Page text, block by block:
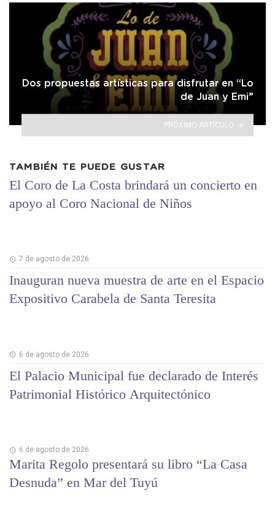
Dos propuestas artísticas para disfrutar en “Lo
de Juan y Emi”
PRÓXIMO ARTÍCULO
TAMBIÉN TE PUEDE GUSTAR
El Coro de La Costa brindará un concierto en
apoyo al Coro Nacional de Niños
7 de agosto de 2026
Inauguran nueva muestra de arte en el Espacio
Expositivo Carabela de Santa Teresita
6 de agosto de 2026
El Palacio Municipal fue declarado de Interés
Patrimonial Histórico Arquitectónico
6 de agosto de 2026
Marita Regolo presentará su libro “La Casa
Desnuda” en Mar del Tuyú